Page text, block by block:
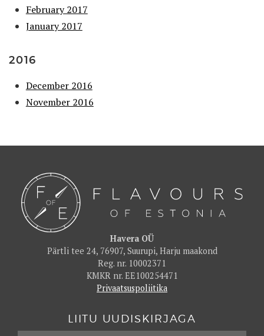
February 2017
January 2017
2016
December 2016
November 2016
Havera OÜ
Pärtli tee 24, 76907, Suurupi, Harju maakond
Reg. nr. 10002371
KMKR nr. EE100254471
Privaatsuspoliitika
LIITU UUDISKIRJAGA